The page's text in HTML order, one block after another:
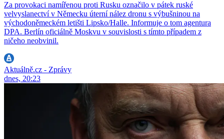
Za provokaci namířenou proti Rusku označilo v pátek ruské
velvyslanectví v Německu úterní nález dronu s výbušninou na
východoněmeckém letišti Lipsko/Halle. Informuje o tom agentura
DPA. Berlín oficiálně Moskvu v souvislosti s tímto případem z
ničeho neobvinil.
Aktuálně.cz - Zprávy
dnes, 20:23